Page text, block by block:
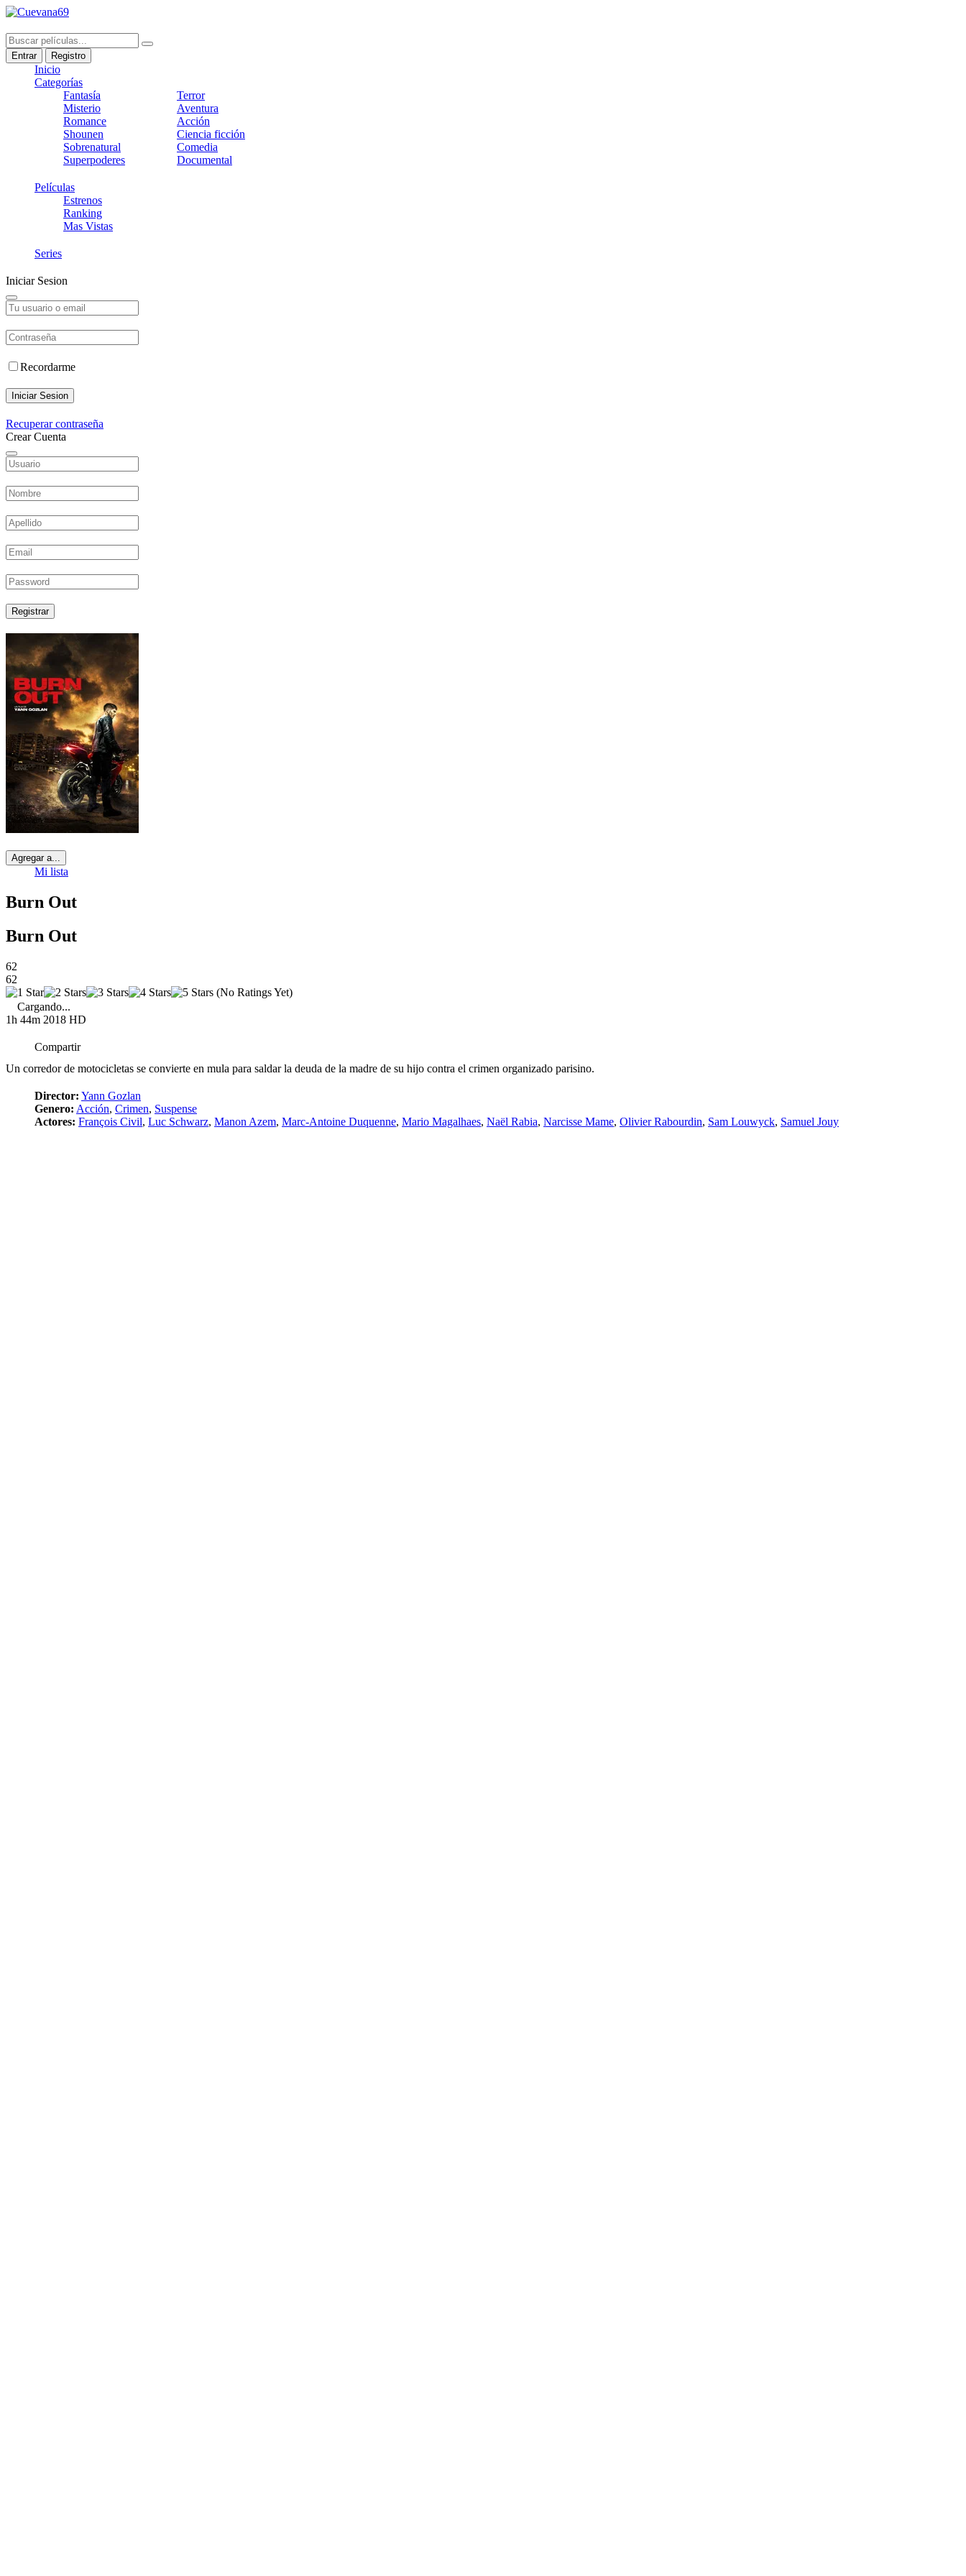
Entrar Registro
Inicio
Categorías
Fantasía
Misterio
Romance
Shounen
Sobrenatural
Superpoderes
Terror
Aventura
Acción
Ciencia ficción
Comedia
Documental
Películas
Estrenos
Ranking
Mas Vistas
Series
Iniciar Sesion
Recordarme
Iniciar Sesion
Recuperar contraseña
Crear Cuenta
Registrar
Agregar a...
Mi lista
Burn Out
Burn Out
62
62
(No Ratings Yet)
Cargando...
1h 44m 2018 HD
Compartir
Un corredor de motocicletas se convierte en mula para saldar la deuda de la madre de su hijo contra el crimen organizado parisino.
Director: Yann Gozlan
Genero: Acción, Crimen, Suspense
Actores: François Civil, Luc Schwarz, Manon Azem, Marc-Antoine Duquenne, Mario Magalhaes, Naël Rabia, Narcisse Mame, Olivier Rabourdin, Sam Louwyck, Samuel Jouy